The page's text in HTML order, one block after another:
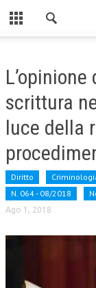
CHI SIAMO
CENTRO STUDI
ATTO
scrittura
luce della
Diritto
N. 064 - 08/2018
Ago 1, 2018